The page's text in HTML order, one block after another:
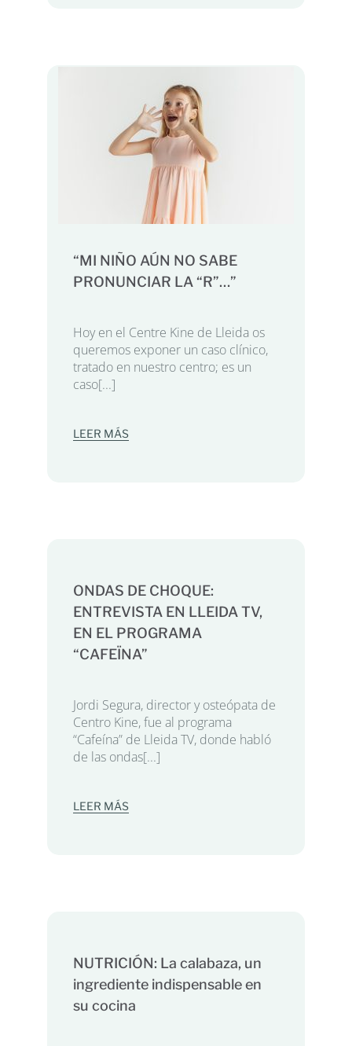
“MI NIÑO AÚN NO SABE
PRONUNCIAR LA “R”…”
Hoy en el Centre Kine de Lleida os
queremos exponer un caso clínico,
tratado en nuestro centro; es un
caso[...]
LEER MÁS
ONDAS DE CHOQUE:
ENTREVISTA EN LLEIDA TV,
EN EL PROGRAMA
“CAFEÏNA”
Jordi Segura, director y osteópata de
Centro Kine, fue al programa
“Cafeína” de Lleida TV, donde habló
de las ondas[...]
LEER MÁS
NUTRICIÓN: La calabaza, un
ingrediente indispensable en
su cocina